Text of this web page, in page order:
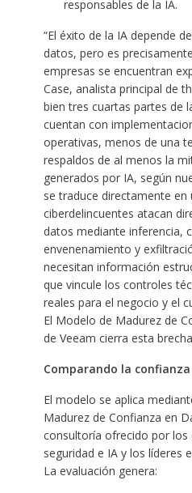
responsables de la IA.
“El éxito de la IA depende
datos, pero es
empresas se encuentran
Case, analista principal de
bien tres cuartas partes de
cuentan con
operativas, menos de una
respaldos de al menos la
generados por IA, según
se traduce directamente en
ciberdelincuentes atacan
datos mediante inferencia,
envenenamiento y
necesitan información
que vincule los controles
reales para el negocio y el
El Modelo de Madurez de
de Veeam cierra esta
Comparando la
El modelo se aplica
Madurez de Confianza en
consultoría ofrecido por los
seguridad e IA y los líderes
La evaluación genera: